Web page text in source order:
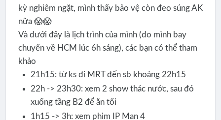
kỳ nghiêm ngặt, mình thấy bảo vệ còn đeo súng AK
nữa 😱😱
Và dưới đây là lịch trình của mình (do mình bay
chuyến về HCM lúc 6h sáng), các bạn có thể tham
khảo
21h15: từ ks đi MRT đến sb khoảng 22h15
22h -> 23h30: xem 2 show thác nước, sau đó
xuống tầng B2 để ăn tối
1h15 -> 3h: xem phim IP Man 4